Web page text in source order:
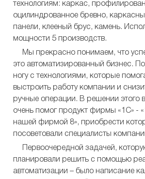
технологиям: каркас,
оцилиндрованное бревно,
панели, клееный брус, камень.
мощности 5 производств.
Мы прекрасно понимаем, что
это автоматизированный бизнес.
ногу с технологиями, которые
выстроить работу компании и
ручные операции. В решении этого
очень помог продукт фирмы «1С» -
нашей фирмой 8», приобрести
посоветовали специалисты
Первоочередной задачей,
планировали решить с помощью
автоматизации – было написание